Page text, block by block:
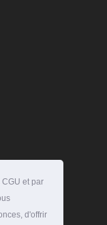
et par
d'offrir